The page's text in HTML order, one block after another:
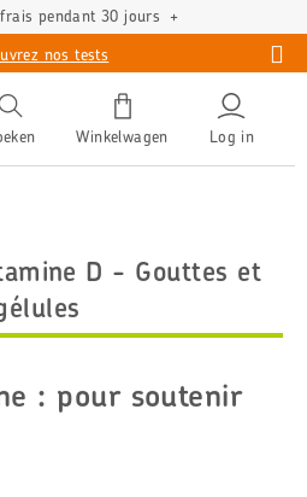
pendant 30 jours
nos tests
Winkelwagen Log in
D - Gouttes et
: pour soutenir